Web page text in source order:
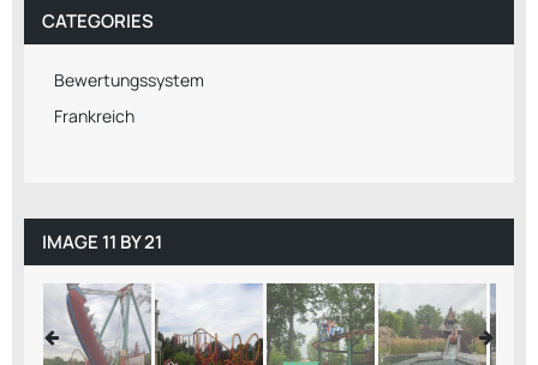
CATEGORIES
Bewertungssystem
Frankreich
IMAGE 11 BY 21